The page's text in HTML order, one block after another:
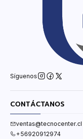
Síguenos
CONTÁCTANOS
ventas@tecnocenter.cl
+56920912974